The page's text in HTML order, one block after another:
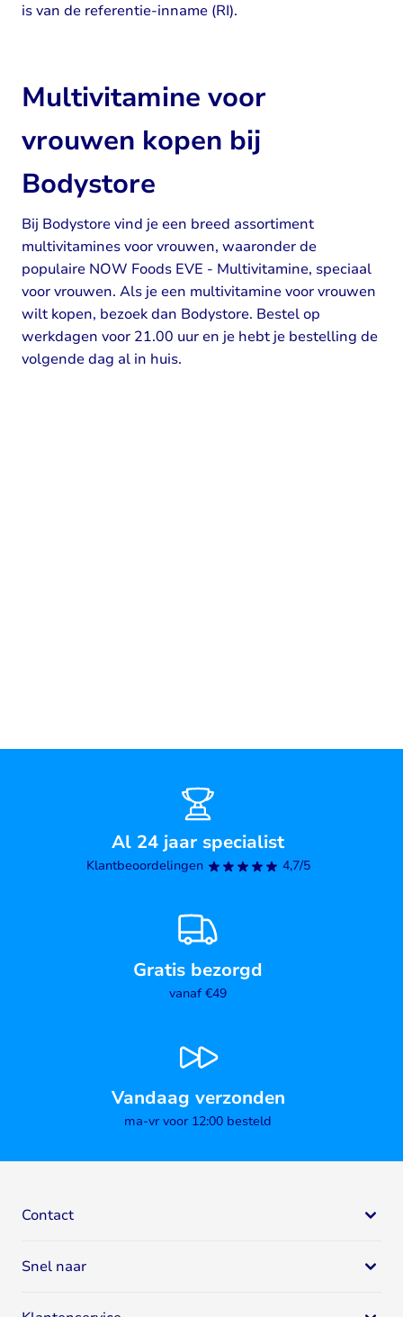
is van de referentie-inname (RI).
Multivitamine voor
vrouwen kopen bij
Bodystore
Bij Bodystore vind je een breed assortiment
multivitamines voor vrouwen, waaronder de
populaire NOW Foods EVE - Multivitamine, speciaal
voor vrouwen. Als je een multivitamine voor vrouwen
wilt kopen, bezoek dan Bodystore. Bestel op
werkdagen voor 21.00 uur en je hebt je bestelling de
volgende dag al in huis.
Al 24 jaar specialist
Klantbeoordelingen 4,7/5
Gratis bezorgd
vanaf €49
Vandaag verzonden
ma-vr voor 12:00 besteld
Contact
Mail: klantenservice@bodystore.nl
Specialist in gezondheid en fitness
Snel naar